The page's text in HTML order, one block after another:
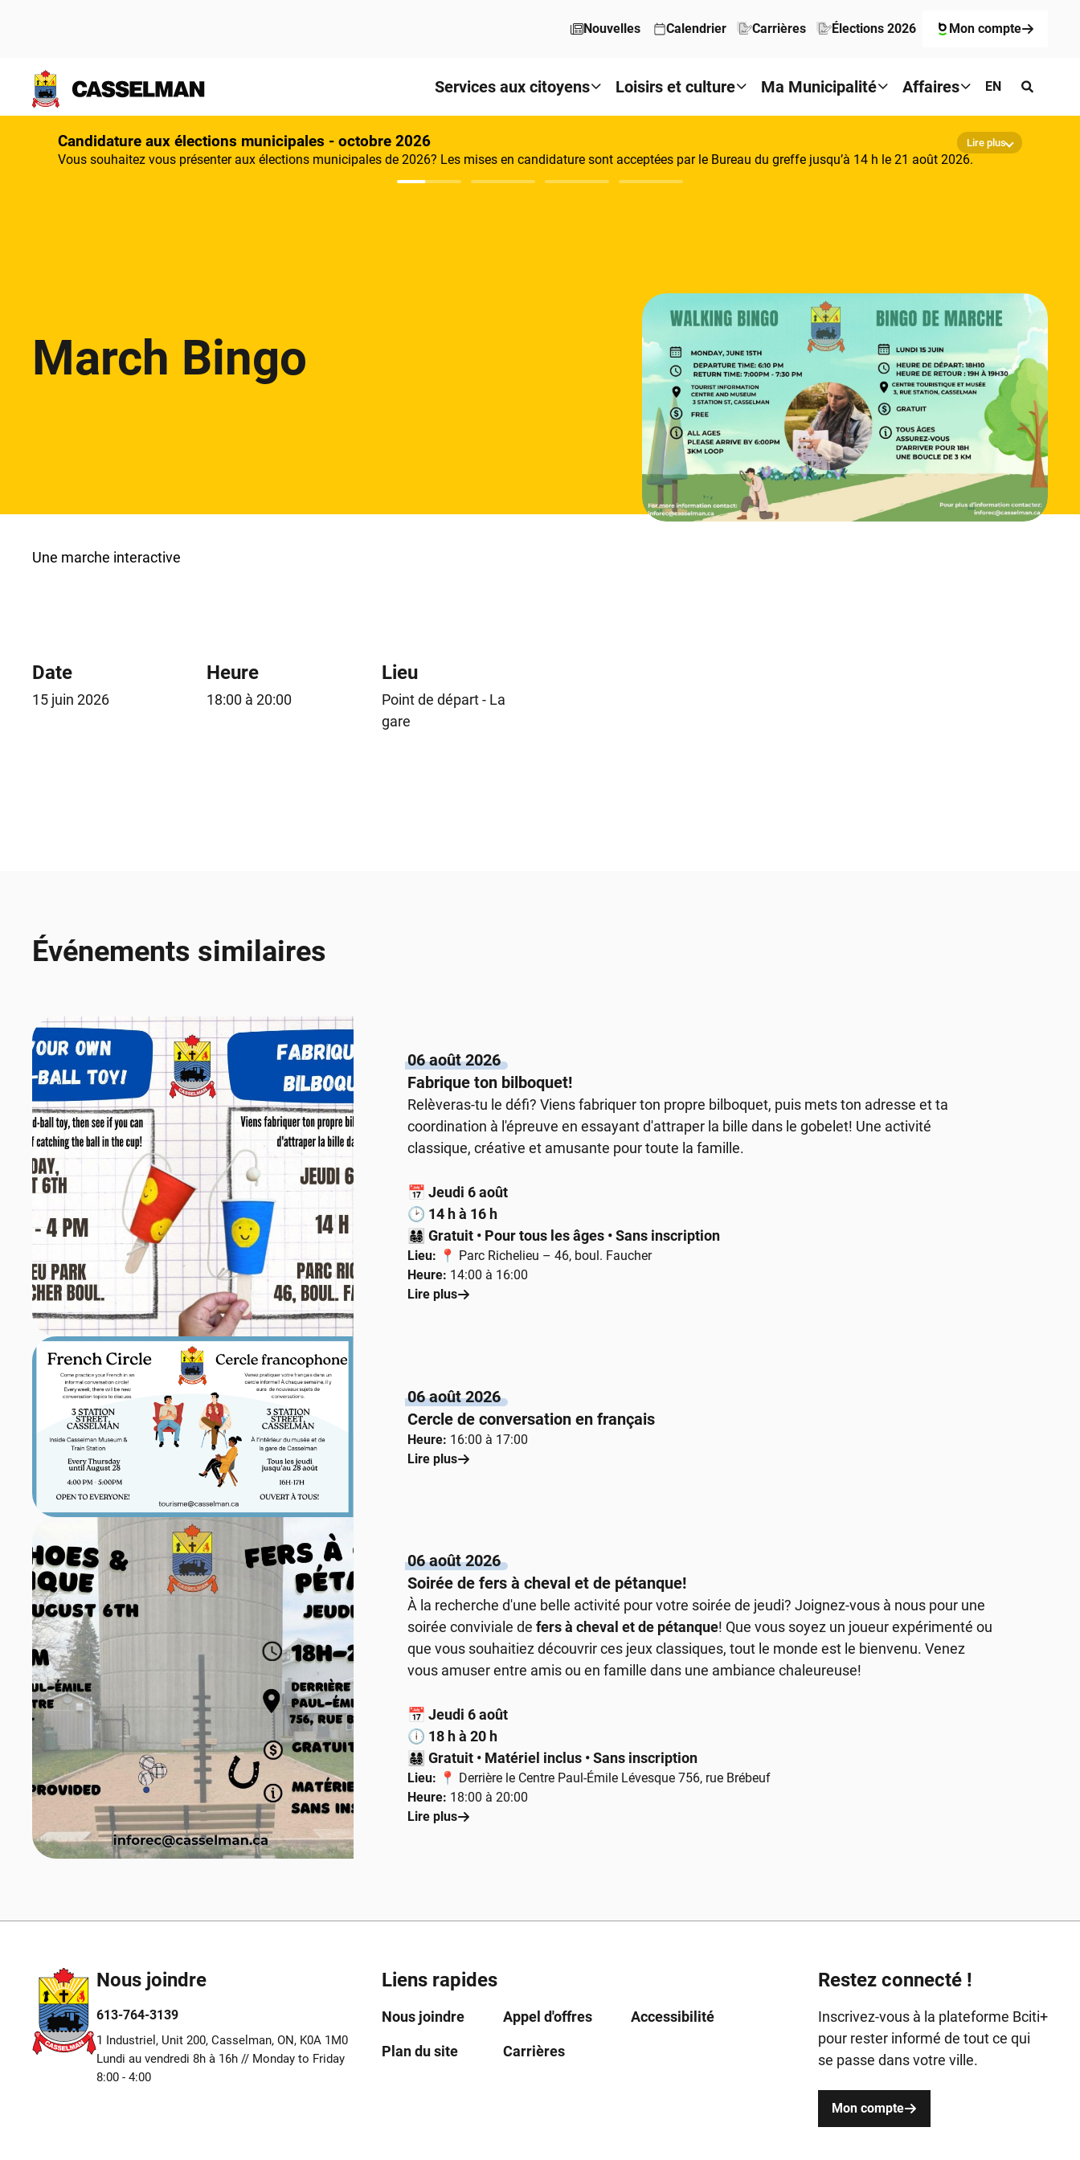
Nouvelles
Calendrier Carrières Élections 2026 Mon compte
Services aux citoyens Loisirs et culture Ma Municipalité Affaires EN
Lire plus
Candidature aux élections municipales - octobre 2026
Vous souhaitez vous présenter aux élections municipales de 2026? Les mises en candidature sont acceptées par le Bureau du greffe jusqu’à 14 h le 21 août 2026.
March Bingo
Une marche interactive
Date
15 juin 2026
Heure
18:00 à 20:00
Lieu
Point de départ - La
gare
Événements similaires
06 août 2026
Fabrique ton bilboquet!
Relèveras-tu le défi? Viens fabriquer ton propre bilboquet, puis mets ton adresse et ta
coordination à l'épreuve en essayant d'attraper la bille dans le gobelet! Une activité
classique, créative et amusante pour toute la famille.
📅Jeudi 6 août
🕑 14 h à 16 h
👨‍👩‍👧‍👦Gratuit • Pour tous les âges • Sans inscription
Lieu: 📍 Parc Richelieu – 46, boul. Faucher
Heure: 14:00 à 16:00
Lire plus
06 août 2026
Cercle de conversation en français
Heure: 16:00 à 17:00
Lire plus
06 août 2026
Soirée de fers à cheval et de pétanque!
À la recherche d'une belle activité pour votre soirée de jeudi? Joignez-vous à nous pour une
soirée conviviale defers à cheval et de pétanque! Que vous soyez un joueur expérimenté ou
que vous souhaitiez découvrir ces jeux classiques, tout le monde est le bienvenu. Venez
vous amuser entre amis ou en famille dans une ambiance chaleureuse!
📅Jeudi 6 août
🕕 18 h à 20 h
👨‍👩‍👧‍👦Gratuit • Matériel inclus • Sans inscription
Lieu: 📍 Derrière le Centre Paul-Émile Lévesque 756, rue Brébeuf
Heure: 18:00 à 20:00
Lire plus
Nous joindre
613-764-3139
1 Industriel, Unit 200, Casselman, ON, K0A 1M0
Lundi au vendredi 8h à 16h // Monday to Friday
8:00 - 4:00
Liens rapides
Nous joindre Appel d'offres Accessibilité
Plan du site Carrières
Restez connecté !
Inscrivez-vous à la plateforme Bciti+
pour rester informé de tout ce qui
se passe dans votre ville.
Mon compte